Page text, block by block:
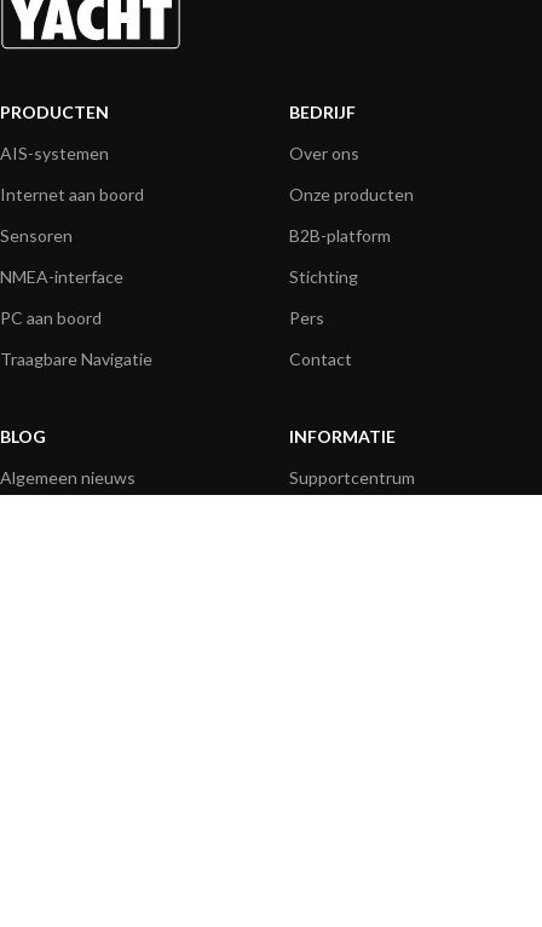
PRODUCTEN
AIS-systemen
Internet aan boord
Sensoren
NMEA-interface
PC aan boord
Traagbare Navigatie
BEDRIJF
Over ons
Onze producten
B2B-platform
Stichting
Pers
Contact
BLOG
Algemeen nieuws
INFORMATIE
Supportcentrum